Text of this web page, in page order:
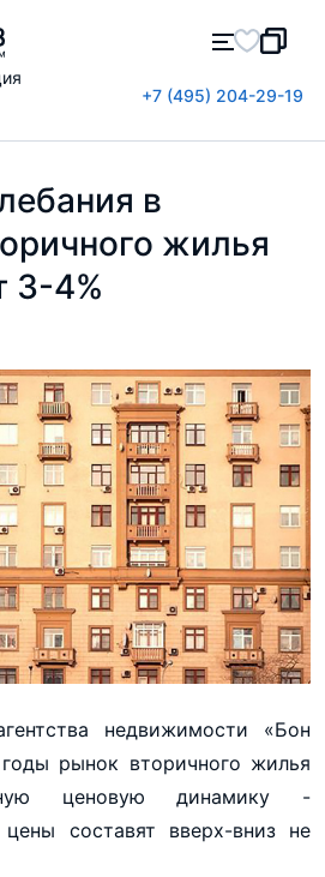
+7 (495) 204-29-19
в
жилья
3-4%
недвижимости «Бон
рынок вторичного жилья
ценовую динамику -
составят вверх-вниз не